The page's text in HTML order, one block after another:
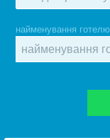
найменування готелю